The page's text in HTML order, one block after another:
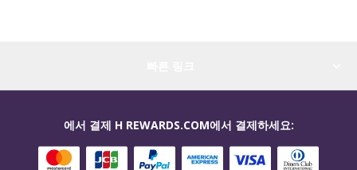
에서 결제 H REWARDS.COM에서 결제하세요: